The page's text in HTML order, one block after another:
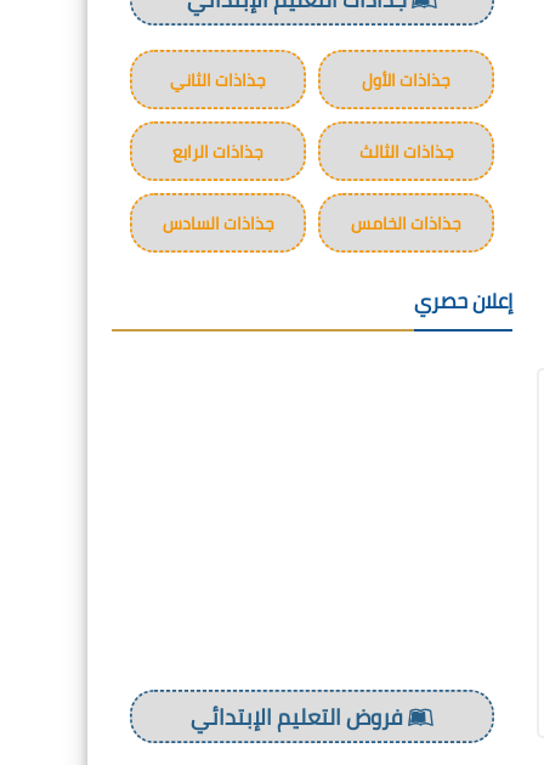
جذاذات الأول جذاذات الثاني
جذاذات الثالث جذاذات الرابع
جذاذات الخامس جذاذات السادس
إعلان حصري
فروض التعليم الإبتدائي